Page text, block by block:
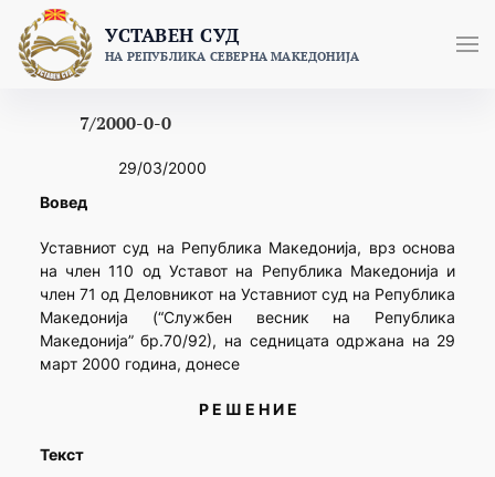
content
УСТАВЕН СУД
НА РЕПУБЛИКА СЕВЕРНА МАКЕДОНИЈА
7/2000-0-0
29/03/2000
Вовед
Уставниот суд на Република Македонија, врз основа
на член 110 од Уставот на Република Македонија и
член 71 од Деловникот на Уставниот суд на Република
Македонија (“Службен весник на Република
Македонија” бр.70/92), на седницата одржана на 29
март 2000 година, донесе
Р Е Ш Е Н И Е
Текст